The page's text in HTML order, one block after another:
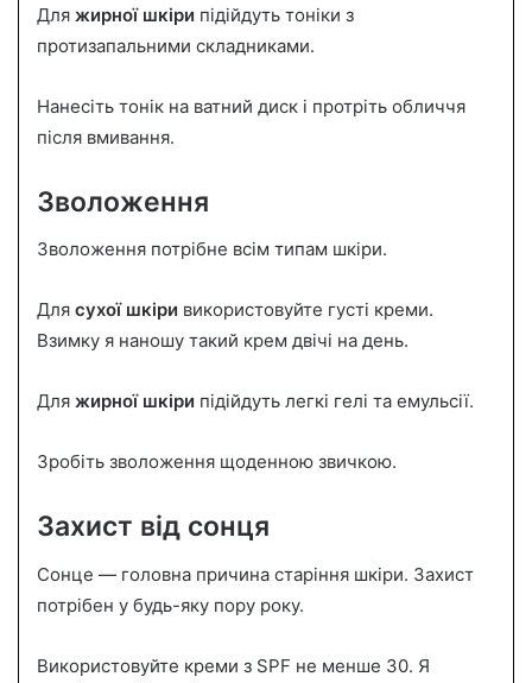
Для жирної шкіри підійдуть тоніки з
протизапальними складниками.
Нанесіть тонік на ватний диск і протріть обличчя
після вмивання.
Зволоження
Зволоження потрібне всім типам шкіри.
Для сухої шкіри використовуйте густі креми.
Взимку я наношу такий крем двічі на день.
Для жирної шкіри підійдуть легкі гелі та емульсії.
Зробіть зволоження щоденною звичкою.
Захист від сонця
Сонце — головна причина старіння шкіри. Захист
потрібен у будь-яку пору року.
Використовуйте креми з SPF не менше 30. Я